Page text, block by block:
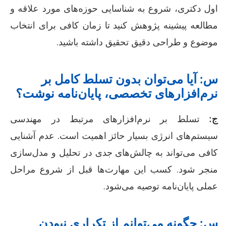
اول دکتری، شروع به شناسایی حوزه‌های مورد علاقه و
مطالعه پیشینه پژوهش کنید تا زمان کافی برای انتخاب
موضوع و طراحی دقیق تحقیق داشته باشید.
س: آیا می‌توان بدون تسلط کامل بر
نرم‌افزارهای تخصصی، پایان‌نامه نوشت؟
ج: تسلط بر نرم‌افزارهای مرتبط در مهندسی
سیستم‌های انرژی بسیار حائز اهمیت است. عدم آشنایی
کافی می‌تواند به چالش‌های جدی در تحلیل و مدل‌سازی
منجر شود. کسب این مهارت‌ها قبل از شروع مراحل
عملی پایان‌نامه توصیه می‌شود.